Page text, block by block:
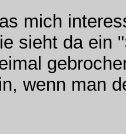
mich
sieht da ein
wenn man